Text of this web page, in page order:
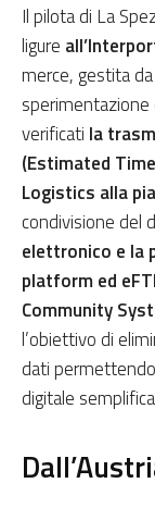
Il pilota di La
ligure
merce, gestita da
verificati la
(Estimated
Logistics alla
condivisione del
elettronico e la
platform ed
Community
l’obiettivo di
dati
digitale